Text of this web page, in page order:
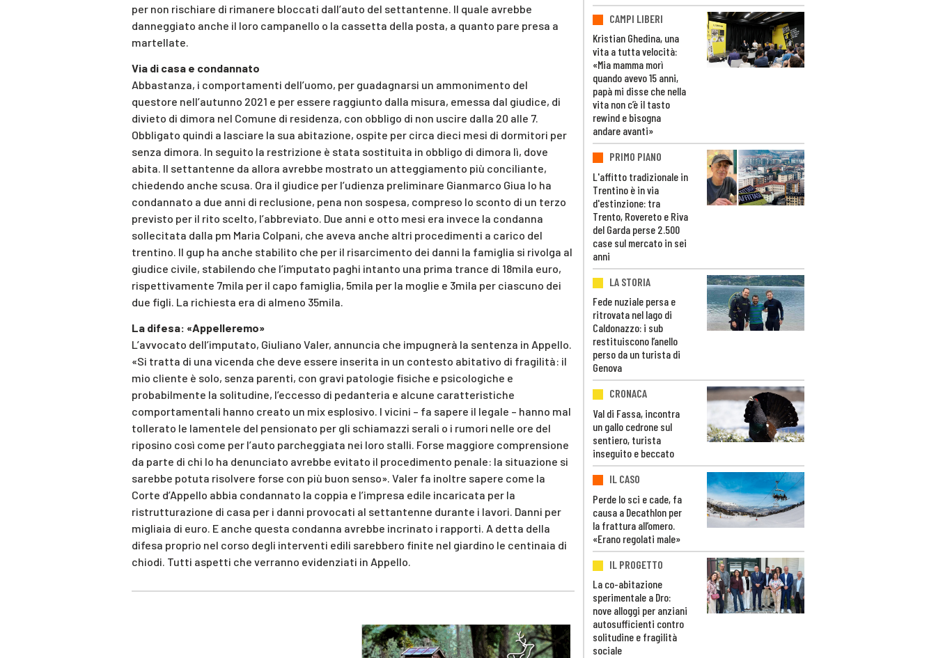
per non rischiare di rimanere bloccati dall’auto del settantenne. Il quale avrebbe
danneggiato anche il loro campanello o la cassetta della posta, a quanto pare presa a
martellate.
Via di casa e condannato
Abbastanza, i comportamenti dell’uomo, per guadagnarsi un ammonimento del
questore nell’autunno 2021 e per essere raggiunto dalla misura, emessa dal giudice, di
divieto di dimora nel Comune di residenza, con obbligo di non uscire dalla 20 alle 7.
Obbligato quindi a lasciare la sua abitazione, ospite per circa dieci mesi di dormitori per
senza dimora. In seguito la restrizione è stata sostituita in obbligo di dimora lì, dove
abita. Il settantenne da allora avrebbe mostrato un atteggiamento più conciliante,
chiedendo anche scusa. Ora il giudice per l’udienza preliminare Gianmarco Giua lo ha
condannato a due anni di reclusione, pena non sospesa, compreso lo sconto di un terzo
previsto per il rito scelto, l’abbreviato. Due anni e otto mesi era invece la condanna
sollecitata dalla pm Maria Colpani, che aveva anche altri procedimenti a carico del
trentino. Il gup ha anche stabilito che per il risarcimento dei danni la famiglia si rivolga al
giudice civile, stabilendo che l’imputato paghi intanto una prima trance di 18mila euro,
rispettivamente 7mila per il capo famiglia, 5mila per la moglie e 3mila per ciascuno dei
due figli. La richiesta era di almeno 35mila.
La difesa: «Appelleremo»
L’avvocato dell’imputato, Giuliano Valer, annuncia che impugnerà la sentenza in Appello.
«Si tratta di una vicenda che deve essere inserita in un contesto abitativo di fragilità: il
mio cliente è solo, senza parenti, con gravi patologie fisiche e psicologiche e
probabilmente la solitudine, l’eccesso di pedanteria e alcune caratteristiche
comportamentali hanno creato un mix esplosivo. I vicini – fa sapere il legale – hanno mal
tollerato le lamentele del pensionato per gli schiamazzi serali o i rumori nelle ore del
riposino così come per l’auto parcheggiata nei loro stalli. Forse maggiore comprensione
da parte di chi lo ha denunciato avrebbe evitato il procedimento penale: la situazione si
sarebbe potuta risolvere forse con più buon senso». Valer fa inoltre sapere come la
Corte d’Appello abbia condannato la coppia e l’impresa edile incaricata per la
ristrutturazione di casa per i danni provocati al settantenne durante i lavori. Danni per
migliaia di euro. E anche questa condanna avrebbe incrinato i rapporti. A detta della
difesa proprio nel corso degli interventi edili sarebbero finite nel giardino le centinaia di
chiodi. Tutti aspetti che verranno evidenziati in Appello.
CAMPI LIBERI
Kristian Ghedina, una
vita a tutta velocità:
«Mia mamma morì
quando avevo 15 anni,
papà mi disse che nella
vita non c’è il tasto
rewind e bisogna
andare avanti»
PRIMO PIANO
L'affitto tradizionale in
Trentino è in via
d'estinzione: tra
Trento, Rovereto e Riva
del Garda perse 2.500
case sul mercato in sei
anni
LA STORIA
Fede nuziale persa e
ritrovata nel lago di
Caldonazzo: i sub
restituiscono l’anello
perso da un turista di
Genova
CRONACA
Val di Fassa, incontra
un gallo cedrone sul
sentiero, turista
inseguito e beccato
IL CASO
Perde lo sci e cade, fa
causa a Decathlon per
la frattura all’omero.
«Erano regolati male»
IL PROGETTO
La co-abitazione
sperimentale a Dro:
nove alloggi per anziani
autosufficienti contro
solitudine e fragilità
sociale